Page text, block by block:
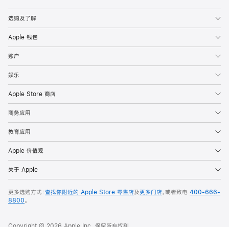
选购及了解
Apple 钱包
账户
娱乐
Apple Store 商店
商务应用
教育应用
Apple 价值观
关于 Apple
更多选购方式：查找你附近的 Apple Store 零售店及更多门店，或者致电 400-666-
8800。